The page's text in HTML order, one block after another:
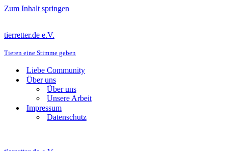
Zum Inhalt springen
tierretter.de e.V.
Tieren eine Stimme geben
Liebe Community
Über uns
Über uns
Unsere Arbeit
Impressum
Datenschutz